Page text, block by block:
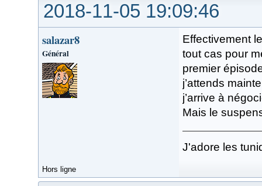
2018-11-05 19:09:46
salazar8
Général
Effectivement
tout cas pour
premier
j’attends
j’arrive à
Mais le
J'adore les
Hors ligne